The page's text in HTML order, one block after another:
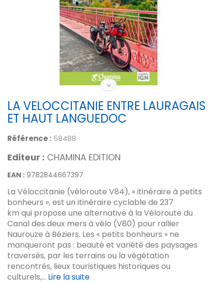
LA VELOCCITANIE ENTRE LAURAGAIS
ET HAUT LANGUEDOC
Référence : 58488
Editeur : CHAMINA EDITION
EAN : 9782844667397
La Véloccitanie (véloroute V84), « itinéraire à petits
bonheurs », est un itinéraire cyclable de 237
km qui propose une alternative à la Véloroute du
Canal des deux mers à vélo (V80) pour rallier
Naurouze à Béziers. Les « petits bonheurs » ne
manqueront pas : beauté et variété des paysages
traversés, par les terrains ou la végétation
rencontrés, lieux touristiques historiques ou
culturels,... Lire la suite